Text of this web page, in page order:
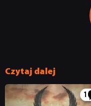
Czytaj dalej
1